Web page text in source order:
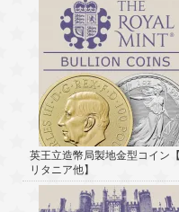
英王立造幣局製地金型コイン
リタニア他】